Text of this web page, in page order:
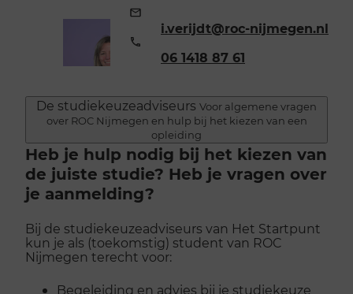
mailadres:
i.verijdt@roc-nijmegen.nl
Telefoonnummer:
06 1418 87 61
De studiekeuzeadviseurs Voor algemene vragen
over ROC Nijmegen en hulp bij het kiezen van een
opleiding
Heb je hulp nodig bij het kiezen van
de juiste studie? Heb je vragen over
je aanmelding?
Bij de studiekeuzeadviseurs van Het Startpunt
kun je als (toekomstig) student van ROC
Nijmegen terecht voor:
Begeleiding en advies bij je studiekeuze